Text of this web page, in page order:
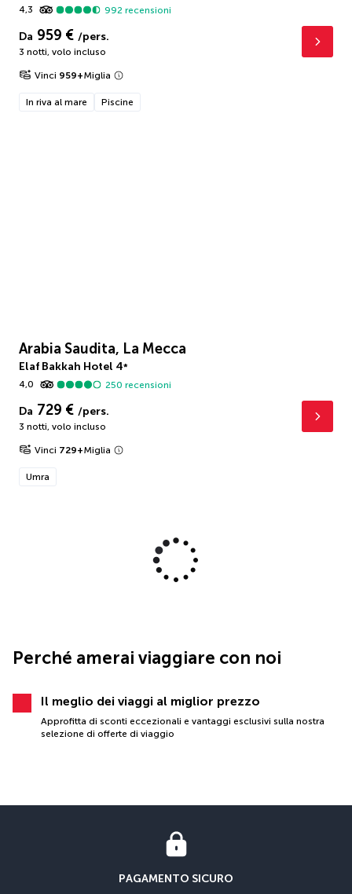
4,3 992 recensioni
Da 959 € /pers.
3 notti, volo incluso
Vinci 959+Miglia
In riva al mare Piscine
Arabia Saudita, La Mecca
Elaf Bakkah Hotel 4*
4,0
250 recensioni
Da 729 € /pers.
3 notti, volo incluso
Vinci 729+Miglia
Umra
Perché amerai viaggiare con noi
Il meglio dei viaggi al miglior prezzo
Approfitta di sconti eccezionali e vantaggi esclusivi sulla nostra
selezione di offerte di viaggio
PAGAMENTO SICURO